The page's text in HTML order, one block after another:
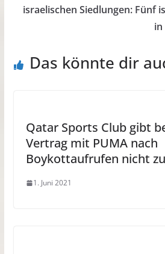
israelischen Siedlungen: Fünf
in
Das könnte dir
Qatar Sports Club gibt
Vertrag mit PUMA nach
Boykottaufrufen nicht
1. Juni 2021